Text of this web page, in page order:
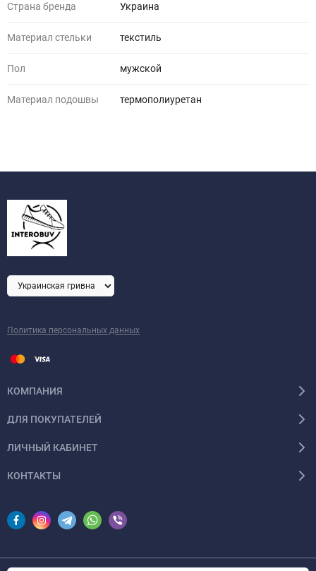
Страна бренда Украина
Материал стельки текстиль
Пол мужской
Материал подошвы термополиуретан
Политика персональных данных
КОМПАНИЯ
ДЛЯ ПОКУПАТЕЛЕЙ
ЛИЧНЫЙ КАБИНЕТ
КОНТАКТЫ